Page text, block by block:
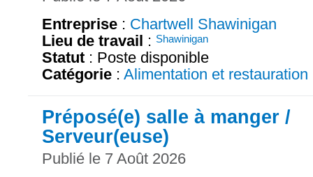
Entreprise : Chartwell Shawinigan
Lieu de travail : Shawinigan
Statut : Poste disponible
Catégorie : Alimentation et restauration
Préposé(e) salle à manger /
Serveur(euse)
Publié le 7 Août 2026